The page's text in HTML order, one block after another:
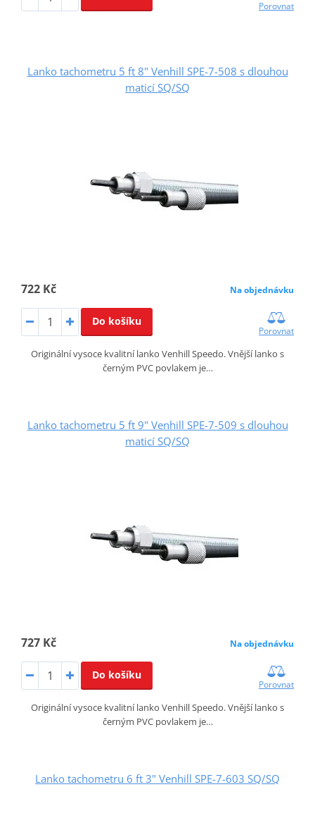
Porovnat
Lanko tachometru 5 ft 8" Venhill SPE-7-508 s dlouhou
maticí SQ/SQ
722 Kč Na objednávku
Do košíku
Porovnat
Originální vysoce kvalitní lanko Venhill Speedo. Vnější lanko s
černým PVC povlakem je…
Lanko tachometru 5 ft 9" Venhill SPE-7-509 s dlouhou
maticí SQ/SQ
727 Kč Na objednávku
Do košíku
Porovnat
Originální vysoce kvalitní lanko Venhill Speedo. Vnější lanko s
černým PVC povlakem je…
Lanko tachometru 6 ft 3" Venhill SPE-7-603 SQ/SQ